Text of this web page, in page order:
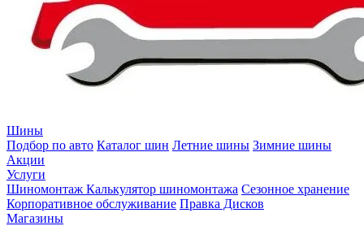
Шины
Подбор по авто Каталог шин Летние шины Зимние шины
Акции
Услуги
Шиномонтаж Калькулятор шиномонтажа Сезонное хранение
Корпоративное обслуживание Правка Дисков
Магазины